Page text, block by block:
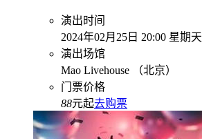
演出时间
2024年02月25日 20:00 星期天
演出场馆
Mao Livehouse （北京）
门票价格
88元起去购票